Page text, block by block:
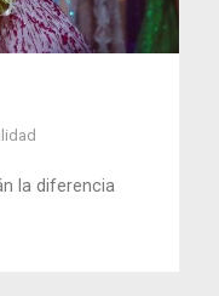
la diferencia